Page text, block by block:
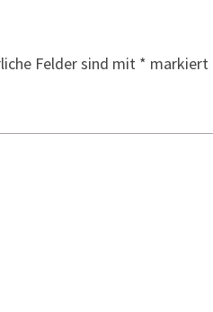
Felder sind mit * markiert